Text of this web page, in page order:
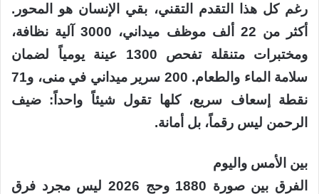
رغم كل هذا التقدم التقني، بقي الإنسان هو المحور.
أكثر من 22 ألف موظف ميداني، 3000 آلية نظافة،
ومختبرات متنقلة تفحص 1300 عينة يومياً لضمان
سلامة الماء والطعام. 200 سرير ميداني في منى، و71
نقطة إسعاف سريع، كلها تقول شيئاً واحداً: ضيف
الرحمن ليس رقماً، بل أمانة.
بين الأمس واليوم
الفرق بين صورة 1880 وحج 2026 ليس مجرد فرق